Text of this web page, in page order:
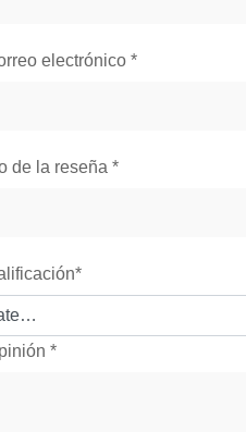
electrónico *
de la reseña *
*
*